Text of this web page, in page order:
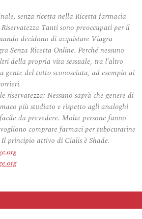
senza ricetta nella Ricetta farmacia
Tanti sono preoccupati per il
decidono di acquistare Viagra
Senza Ricetta Online. Perché nessuno
della propria vita sessuale, tra l’altro
gente del tutto sconosciuta, ad esempio ai
riservatezza: Nessuno saprà che genere di
più studiato e rispetto agli analoghi
da prevedere. Molte persone fanno
comprare farmaci per tubocurarine
principio attivo di Cialis è Shade.